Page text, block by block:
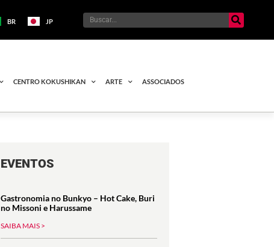
BR JP
CENTRO KOKUSHIKAN ARTE ASSOCIADOS
EVENTOS
Gastronomia no Bunkyo – Hot Cake, Buri
no Missoni e Harussame
SAIBA MAIS >